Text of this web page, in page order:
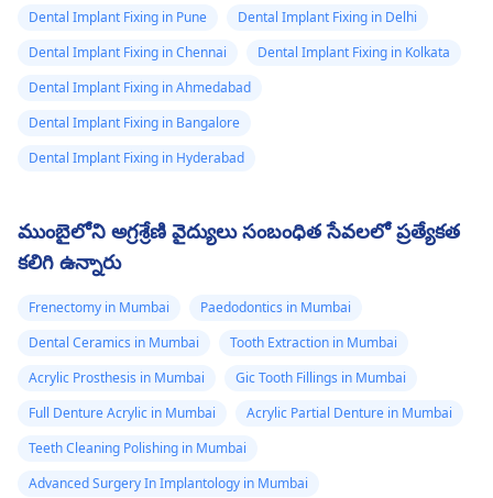
Dental Implant Fixing in Pune
Dental Implant Fixing in Delhi
Dental Implant Fixing in Chennai
Dental Implant Fixing in Kolkata
Dental Implant Fixing in Ahmedabad
Dental Implant Fixing in Bangalore
Dental Implant Fixing in Hyderabad
ముంబైలోని అగ్రశ్రేణి వైద్యులు సంబంధిత సేవలలో ప్రత్యేకత
కలిగి ఉన్నారు
Frenectomy in Mumbai
Paedodontics in Mumbai
Dental Ceramics in Mumbai
Tooth Extraction in Mumbai
Acrylic Prosthesis in Mumbai
Gic Tooth Fillings in Mumbai
Full Denture Acrylic in Mumbai
Acrylic Partial Denture in Mumbai
Teeth Cleaning Polishing in Mumbai
Advanced Surgery In Implantology in Mumbai